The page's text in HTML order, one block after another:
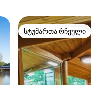
სტუმართა რჩეული
სტუმართა რჩეული